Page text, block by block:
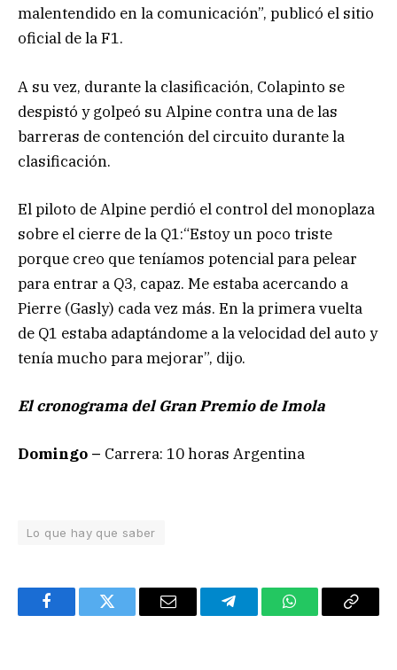
malentendido en la comunicación”, publicó el sitio
oficial de la F1.
A su vez, durante la clasificación, Colapinto se
despistó y golpeó su Alpine contra una de las
barreras de contención del circuito durante la
clasificación.
El piloto de Alpine perdió el control del monoplaza
sobre el cierre de la Q1:“Estoy un poco triste
porque creo que teníamos potencial para pelear
para entrar a Q3, capaz. Me estaba acercando a
Pierre (Gasly) cada vez más. En la primera vuelta
de Q1 estaba adaptándome a la velocidad del auto y
tenía mucho para mejorar”, dijo.
El cronograma del Gran Premio de Imola
Domingo – Carrera: 10 horas Argentina
Lo que hay que saber
FacebookTwitter Email TelegramWhatsAppCopy